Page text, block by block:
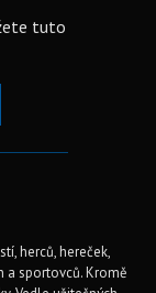
tuto
herců, hereček,
a sportovců. Kromě